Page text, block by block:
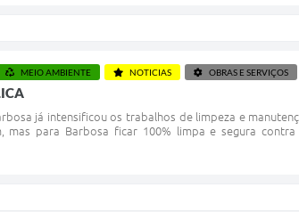
MEIO AMBIENTE NOTICIAS OBRAS E SERVIÇOS
já intensificou os trabalhos de limpeza e
mas para Barbosa ficar 100% limpa e segura